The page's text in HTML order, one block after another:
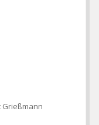
Grießmann